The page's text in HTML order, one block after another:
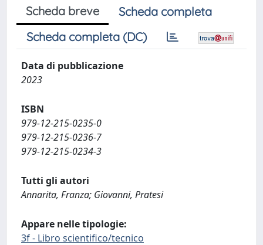
Scheda breve
Scheda completa
Scheda completa (DC)
Data di pubblicazione
2023
ISBN
979-12-215-0235-0
979-12-215-0236-7
979-12-215-0234-3
Tutti gli autori
Annarita, Franza; Giovanni, Pratesi
Appare nelle tipologie:
3f - Libro scientifico/tecnico